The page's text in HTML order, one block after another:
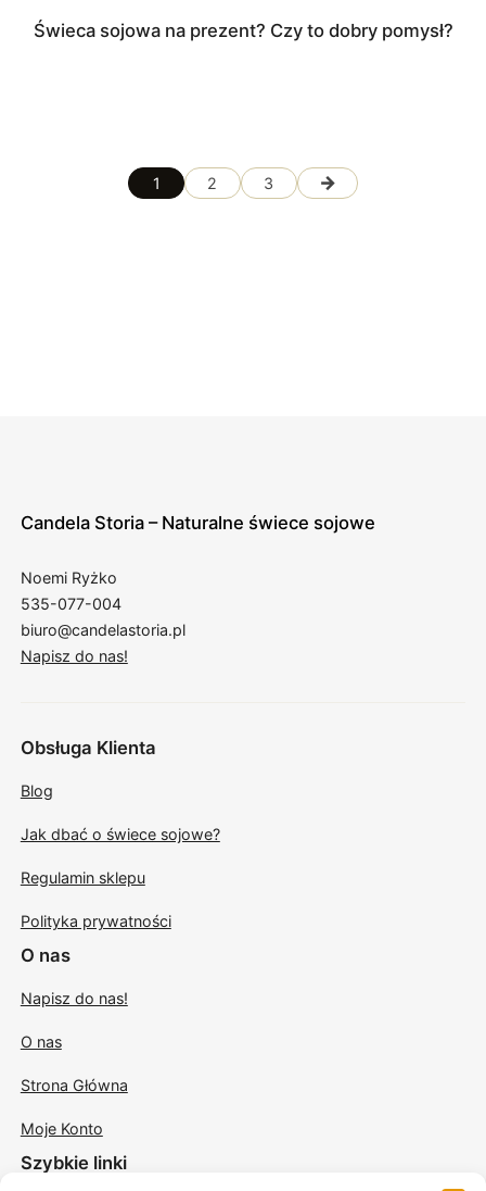
Świeca sojowa na prezent? Czy to dobry pomysł?
1 2 3 →
Candela Storia – Naturalne świece sojowe
Noemi Ryżko
535-077-004
biuro@candelastoria.pl
Napisz do nas!
Obsługa Klienta
Blog
Jak dbać o świece sojowe?
Regulamin sklepu
Polityka prywatności
O nas
Napisz do nas!
O nas
Strona Główna
Moje Konto
Szybkie linki